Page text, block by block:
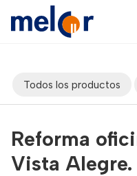
Todos los productos
Reforma
Vista Alegre.